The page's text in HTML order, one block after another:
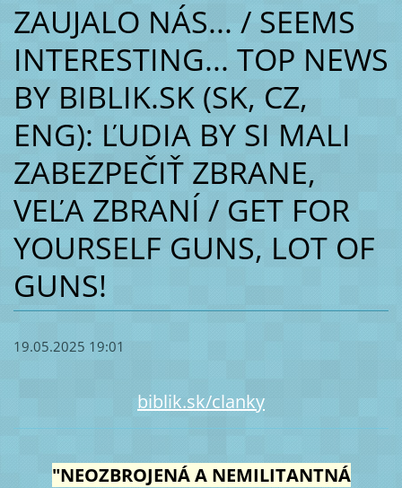
ZAUJALO NÁS... / SEEMS
INTERESTING... TOP NEWS
BY BIBLIK.SK (SK, CZ,
ENG): ĽUDIA BY SI MALI
ZABEZPEČIŤ ZBRANE,
VEĽA ZBRANÍ / GET FOR
YOURSELF GUNS, LOT OF
GUNS!
19.05.2025 19:01
biblik.sk/clanky
"NEOZBROJENÁ A NEMILITANTNÁ